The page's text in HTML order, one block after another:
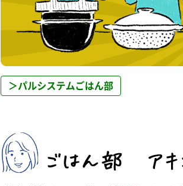
＞パルシステムごはん部